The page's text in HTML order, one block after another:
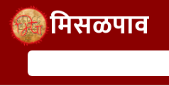
Skip to main contentमिसळपाव
शोध